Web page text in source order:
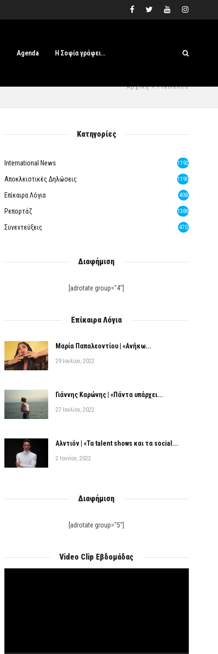
Agenda Η Σοφία γράφει…
Αρχική» Flamenco
Κατηγορίες
International News 1192
Αποκλειστικές Δηλώσεις 1190
Επίκαιρα Λόγια 408
Ρεπορτάζ 1386
Συνεντεύξεις 470
Διαφήμιση
[adrotate group="4"]
Επίκαιρα Λόγια
Μαρία Παπαλεοντίου | «Ανήκω...
29 Ιουλίου, 2022
Γιάννης Καρώνης | «Πάντα υπάρχει...
27 Ιουλίου, 2022
Αλντιόν | «Τα talent shows και τα social...
2 Ιουνίου, 2022
Διαφήμιση
[adrotate group="5"]
Video Clip Εβδομάδας